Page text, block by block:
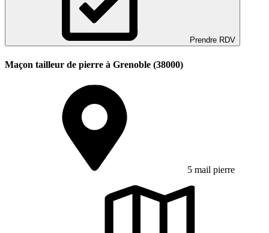
Prendre RDV
Maçon tailleur de pierre à Grenoble (38000)
5 mail pierre